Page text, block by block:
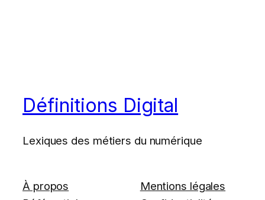
Définitions Digital
Lexiques des métiers du numérique
À propos
Mentions légales